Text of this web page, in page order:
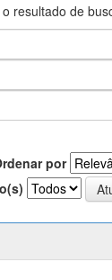
resultado de
por